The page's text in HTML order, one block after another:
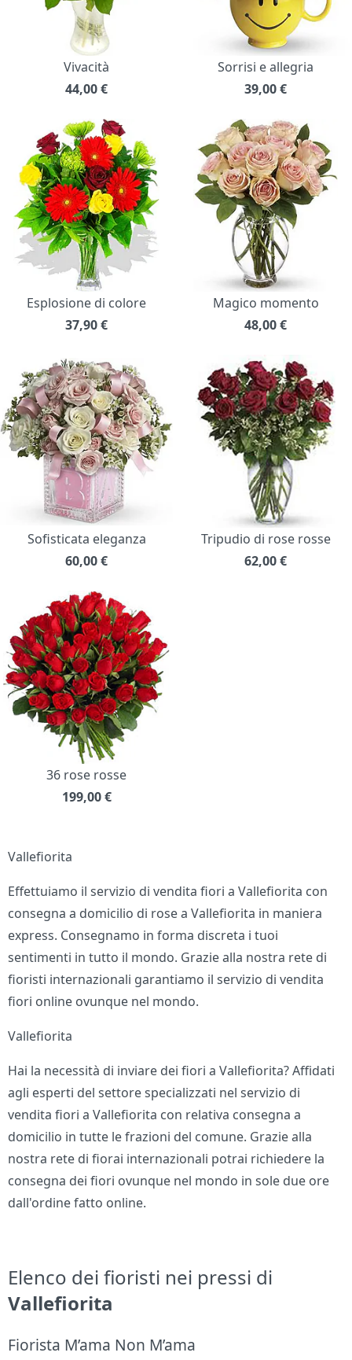
Vivacità
44,00€
Sorrisi e allegria
39,00€
Esplosione di colore
37,90€
Magico momento
48,00€
Sofisticata eleganza
60,00€
Tripudio di rose rosse
62,00€
36 rose rosse
199,00 €
Vallefiorita
Effettuiamo il servizio di vendita fiori a Vallefiorita con
consegna a domicilio di rose a Vallefiorita in maniera
express. Consegnamo in forma discreta i tuoi
sentimenti in tutto il mondo. Grazie alla nostra rete di
fioristi internazionali garantiamo il servizio di vendita
fiori online ovunque nel mondo.
Vallefiorita
Hai la necessità di inviare dei fiori a Vallefiorita? Affidati
agli esperti del settore specializzati nel servizio di
vendita fiori a Vallefiorita con relativa consegna a
domicilio in tutte le frazioni del comune. Grazie alla
nostra rete di fiorai internazionali potrai richiedere la
consegna dei fiori ovunque nel mondo in sole due ore
dall'ordine fatto online.
Elenco dei fioristi nei pressi di
Vallefiorita
Fiorista M’ama Non M’ama